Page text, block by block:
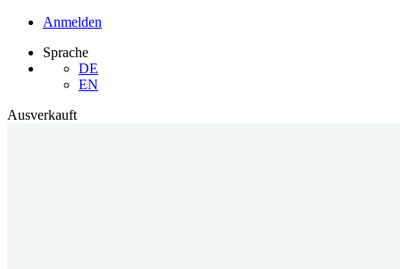
Anmelden
Sprache
DE
EN
Ausverkauft